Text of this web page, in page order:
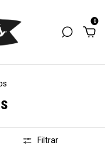
0
Filtrar